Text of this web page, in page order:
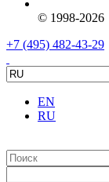
© 1998-2026
+7 (495) 482-43-29
EN
RU